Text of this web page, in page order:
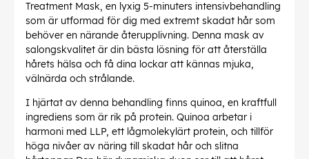
Treatment Mask, en lyxig 5-minuters intensivbehandling
som är utformad för dig med extremt skadat hår som
behöver en närande återupplivning. Denna mask av
salongskvalitet är din bästa lösning för att återställa
hårets hälsa och få dina lockar att kännas mjuka,
välnärda och strålande.
I hjärtat av denna behandling finns quinoa, en kraftfull
ingrediens som är rik på protein. Quinoa arbetar i
harmoni med LLP, ett lågmolekylärt protein, och tillför
höga nivåer av näring till skadat hår och slitna